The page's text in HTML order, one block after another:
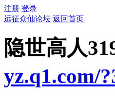
注册 登录
远征众仙论坛 返回首页
隐世高人
yz.q1.com/